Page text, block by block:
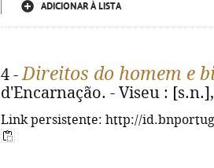
ADICIONAR À LISTA
4 -Direitos do homem e
d'Encarnação. - Viseu :
Link persistente: http://